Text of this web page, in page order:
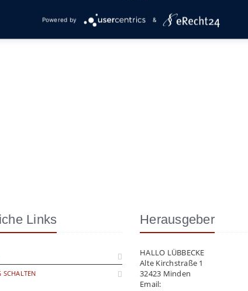
Links
SCHALTEN
Herausgeber
HALLO LÜBBECKE
Alte Kirchstraße 1
32423 Minden
Email:
Powered by &